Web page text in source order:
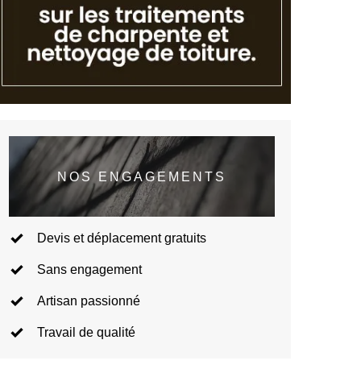
NOS ENGAGEMENTS
Devis et déplacement gratuits
Sans engagement
Artisan passionné
Travail de qualité